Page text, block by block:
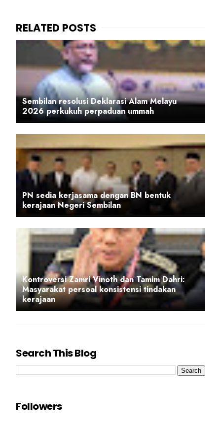
Sembilan resolusi Deklarasi Alam Melayu
2026 perkukuh perpaduan ummah
PN sedia kerjasama dengan BN bentuk
kerajaan Negeri Sembilan
Kontroversi Zamri Vinoth dan Tamim Dahri:
Masyarakat persoal konsistensi tindakan
kerajaan
Search This Blog
Followers